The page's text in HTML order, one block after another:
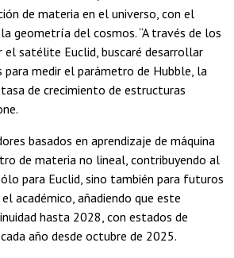
de materia en el universo, con el
geometría del cosmos. “A través de los
el satélite Euclid, buscaré desarrollar
para medir el parámetro de Hubble, la
de crecimiento de estructuras
basados en aprendizaje de máquina
de materia no lineal, contribuyendo al
para Euclid, sino también para futuros
académico, añadiendo que este
hasta 2028, con estados de
año desde octubre de 2025.